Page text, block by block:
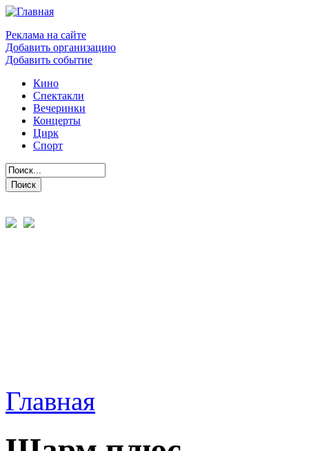
Реклама на сайте
Добавить организацию
Добавить событие
Кино
Спектакли
Вечеринки
Концерты
Цирк
Спорт
Главная